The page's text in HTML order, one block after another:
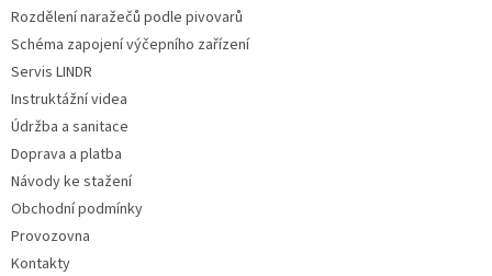
Rozdělení naražečů podle pivovarů
Schéma zapojení výčepního zařízení
Servis LINDR
Instruktážní videa
Údržba a sanitace
Doprava a platba
Návody ke stažení
Obchodní podmínky
Provozovna
Kontakty